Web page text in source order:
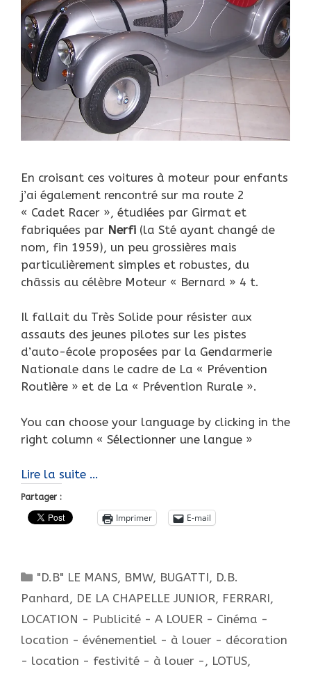
En croisant ces voitures à moteur pour enfants
j’ai également rencontré sur ma route 2
« Cadet Racer », étudiées par Girmat et
fabriquées par Nerfi (la Sté ayant changé de
nom, fin 1959), un peu grossières mais
particulièrement simples et robustes, du
châssis au célèbre Moteur « Bernard » 4 t.
Il fallait du Très Solide pour résister aux
assauts des jeunes pilotes sur les pistes
d’auto-école proposées par la Gendarmerie
Nationale dans le cadre de La « Prévention
Routière » et de La « Prévention Rurale ».
You can choose your language by clicking in the
right column « Sélectionner une langue »
Lire la suite …
des
voitures
pour
enfants,
les
vol.2
Partager :
Imprimer E-mail
Catégories
"D.B" LE MANS, BMW, BUGATTI, D.B.
Panhard, DE LA CHAPELLE JUNIOR, FERRARI,
LOCATION - Publicité - A LOUER - Cinéma -
location - événementiel - à louer - décoration
- location - festivité - à louer - , LOTUS,